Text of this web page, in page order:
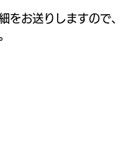
をお送りしますので、